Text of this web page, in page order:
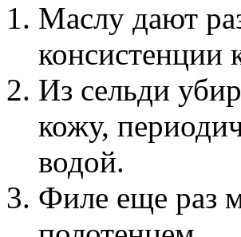
Маслу дают
консистенции
Из сельди
кожу,
водой.
Филе еще раз